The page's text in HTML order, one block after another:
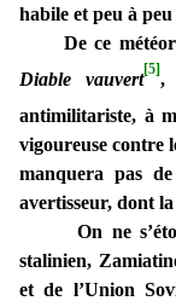
habile et peu à
De ce météore
Diable vauvert[5],
antimilitariste, à
vigoureuse contre
manquera pas
avertisseur, dont
On ne
stalinien,
et de l’Union